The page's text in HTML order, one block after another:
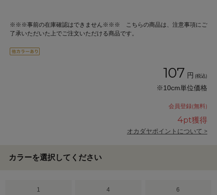
※※※事前の在庫確認はできません※※※ こちらの商品は、注意事項にご
了承いただいた上でご注文いただける商品です。
107 円 (税込)
※10cm単位価格
会員登録(無料)
4pt獲得
オカダヤポイントについて >
カラーを選択してください
1 4 6